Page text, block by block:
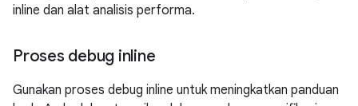
inline dan alat analisis performa.
Proses debug inline
Gunakan proses debug inline untuk meningkatkan panduan